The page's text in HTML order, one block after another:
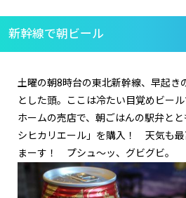
新幹線で朝ビール
土曜の朝8時台の東北新幹線、早起き
とした頭。ここは冷たい目覚めビー
ホームの売店で、朝ごはんの駅弁と
シヒカリエール」を購入！ 天気も最
まーす！ プシュ～ッ、グビグビ。